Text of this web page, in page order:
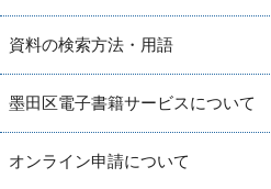
資料の検索方法・用語
墨田区電子書籍サービスについて
オンライン申請について